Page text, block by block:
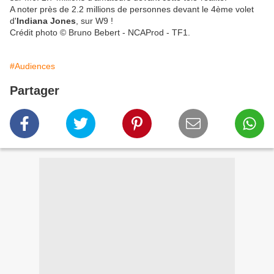
A noter près de 2.2 millions de personnes devant le 4ème volet
d'Indiana Jones , sur W9 !
Crédit photo © Bruno Bebert - NCAProd - TF1.
#Audiences
Partager